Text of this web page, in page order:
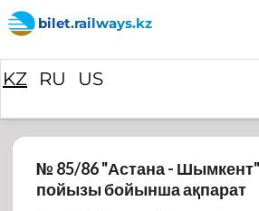
bilet.railways.kz
KZ RU US
№ 85/86 "Астана -
пойызы бойынша ақпарат